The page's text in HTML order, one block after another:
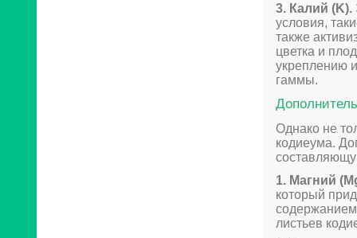
3. Калий (K).
условия,
также
цветка и
укреплению
гаммы.
Однако не
кодиеума.
1. Магний
который
содержанием
листьев